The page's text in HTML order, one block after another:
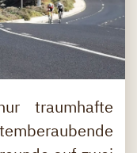
traumhafte